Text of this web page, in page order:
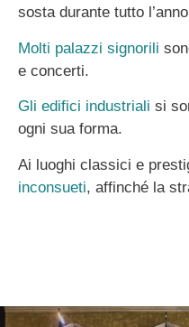
sosta durante tutto
Molti palazzi signorili
e concerti.
Gli edifici industriali si
ogni sua forma.
Ai luoghi classici e
inconsueti, affinché la